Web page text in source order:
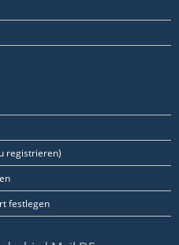
registrieren)
festlegen